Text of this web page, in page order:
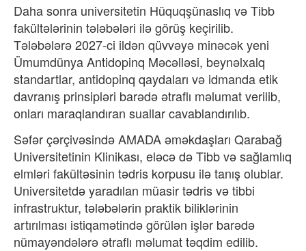
Daha sonra universitetin Hüquqşünaslıq və Tibb
fakültələrinin tələbələri ilə görüş keçirilib.
Tələbələrə 2027-ci ildən qüvvəyə minəcək yeni
Ümumdünya Antidopinq Məcəlləsi, beynəlxalq
standartlar, antidopinq qaydaları və idmanda etik
davranış prinsipləri barədə ətraflı məlumat verilib,
onları maraqlandıran suallar cavablandırılıb.
Səfər çərçivəsində AMADA əməkdaşları Qarabağ
Universitetinin Klinikası, eləcə də Tibb və sağlamlıq
elmləri fakültəsinin tədris korpusu ilə tanış olublar.
Universitetdə yaradılan müasir tədris və tibbi
infrastruktur, tələbələrin praktik biliklərinin
artırılması istiqamətində görülən işlər barədə
nümayəndələrə ətraflı məlumat təqdim edilib.